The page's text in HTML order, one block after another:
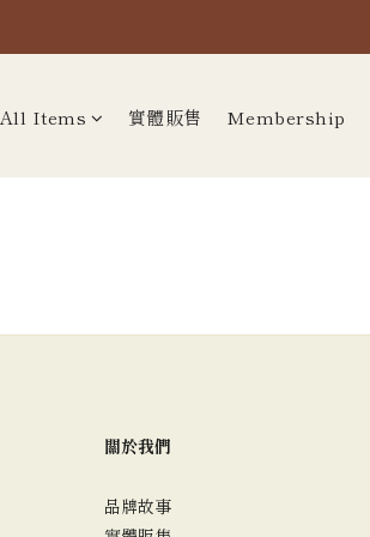
All Items 實體販售 Membership
關於我們
品牌故事